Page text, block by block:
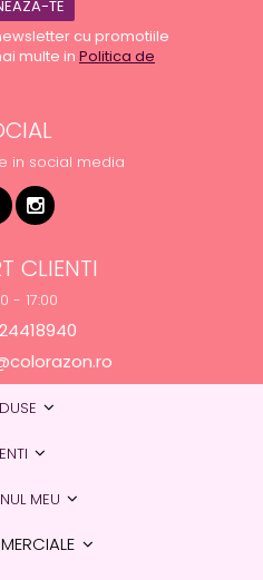
cu promotiile
multe in Politica de
in social media
CLIENTI
- 17:00
MEU